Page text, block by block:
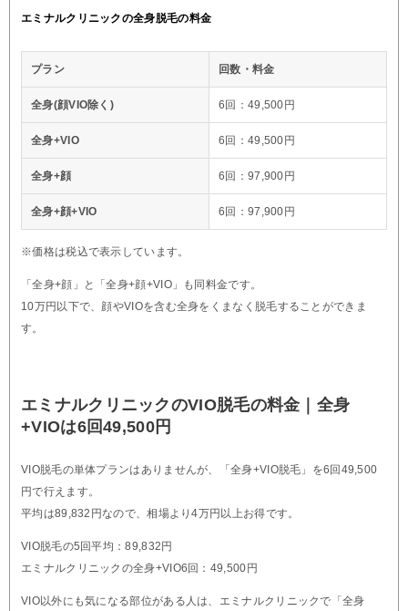
エミナルクリニックの全身脱毛の料金
プラン 回数・料金
全身(顔VIO除く) 6回：49,500円
全身+VIO 6回：49,500円
全身+顔 6回：97,900円
全身+顔+VIO 6回：97,900円
※価格は税込で表示しています。
「全身+顔」と「全身+顔+VIO」も同料金です。
10万円以下で、顔やVIOを含む全身をくまなく脱毛することができま
す。
エミナルクリニックのVIO脱毛の料金｜全身
+VIOは6回49,500円
VIO脱毛の単体プランはありませんが、「全身+VIO脱毛」を6回49,500
円で行えます。
平均は89,832円なので、相場より4万円以上お得です。
VIO脱毛の5回平均：89,832円
エミナルクリニックの全身+VIO6回：49,500円
VIO以外にも気になる部位がある人は、エミナルクリニックで「全身